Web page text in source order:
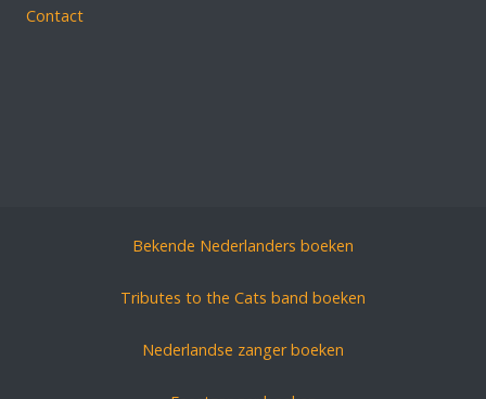
Contact
Bekende Nederlanders boeken
Tributes to the Cats band boeken
Nederlandse zanger boeken